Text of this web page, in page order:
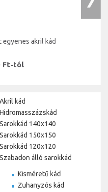
egyenes akril kád
Ft-tól
Akril kád
Hidromasszázskád
Sarokkád 140x140
Sarokkád 150x150
Sarokkád 120x120
Szabadon álló sarokkád
Kisméretű kád
Zuhanyzós kád